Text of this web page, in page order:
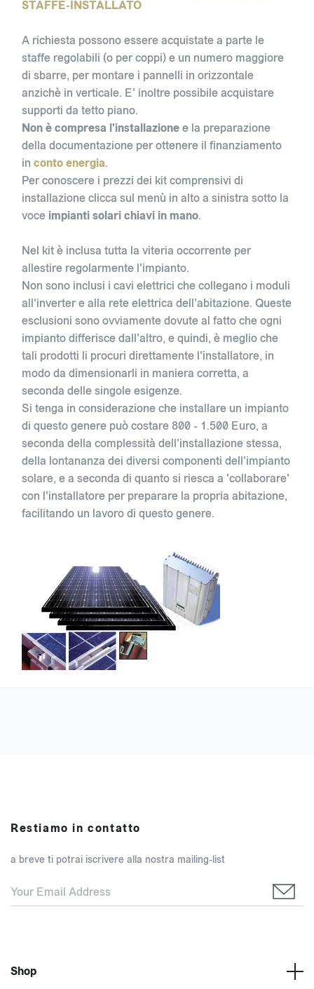
STAFFE-INSTALLATO
A richiesta possono essere acquistate a parte le
staffe regolabili (o per coppi) e un numero maggiore
di sbarre, per montare i pannelli in orizzontale
anzichè in verticale. E' inoltre possibile acquistare
supporti da tetto piano.
Non è compresa l'installazionee la preparazione
della documentazione per ottenere il finanziamento
in conto energia.
Per conoscere i prezzi dei kit comprensivi di
installazione clicca sul menù in alto a sinistra sotto la
voce impianti solari chiavi in mano.
Nel kit è inclusa tutta la viteria occorrente per
allestire regolarmente l'impianto.
Non sono inclusi i cavi elettrici che collegano i moduli
all'inverter e alla rete elettrica dell'abitazione. Queste
esclusioni sono ovviamente dovute al fatto che ogni
impianto differisce dall'altro, e quindi, è meglio che
tali prodotti li procuri direttamente l'installatore, in
modo da dimensionarli in maniera corretta, a
seconda delle singole esigenze.
Si tenga in considerazione che installare un impianto
di questo genere può costare 800 - 1.500 Euro, a
seconda della complessità dell'installazione stessa,
della lontananza dei diversi componenti dell'impianto
solare, e a seconda di quanto si riesca a 'collaborare'
con l'installatore per preparare la propria abitazione,
facilitando un lavoro di questo genere.
Restiamo in contatto
a breve ti potrai iscrivere alla nostra mailing-list
Shop